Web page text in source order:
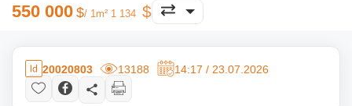
550 000 / 1m² 1 134
20020803 13188 14:17 / 23.07.2026